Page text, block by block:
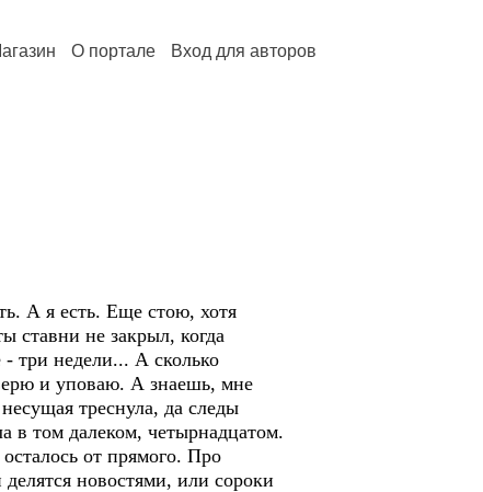
О портале Вход для авторов
А я есть. Еще стою, хотя
ставни не закрыл, когда
три недели... А сколько
и уповаю. А знаешь, мне
треснула, да следы
в том далеком, четырнадцатом.
от прямого. Про
новостями, или сороки